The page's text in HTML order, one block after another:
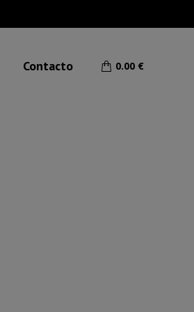
Contacto 0.00 €